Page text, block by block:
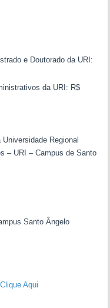
e Doutorado da URI:
da URI: R$
Regional
– URI – Campus de Santo
Santo Ângelo
Clique Aqui